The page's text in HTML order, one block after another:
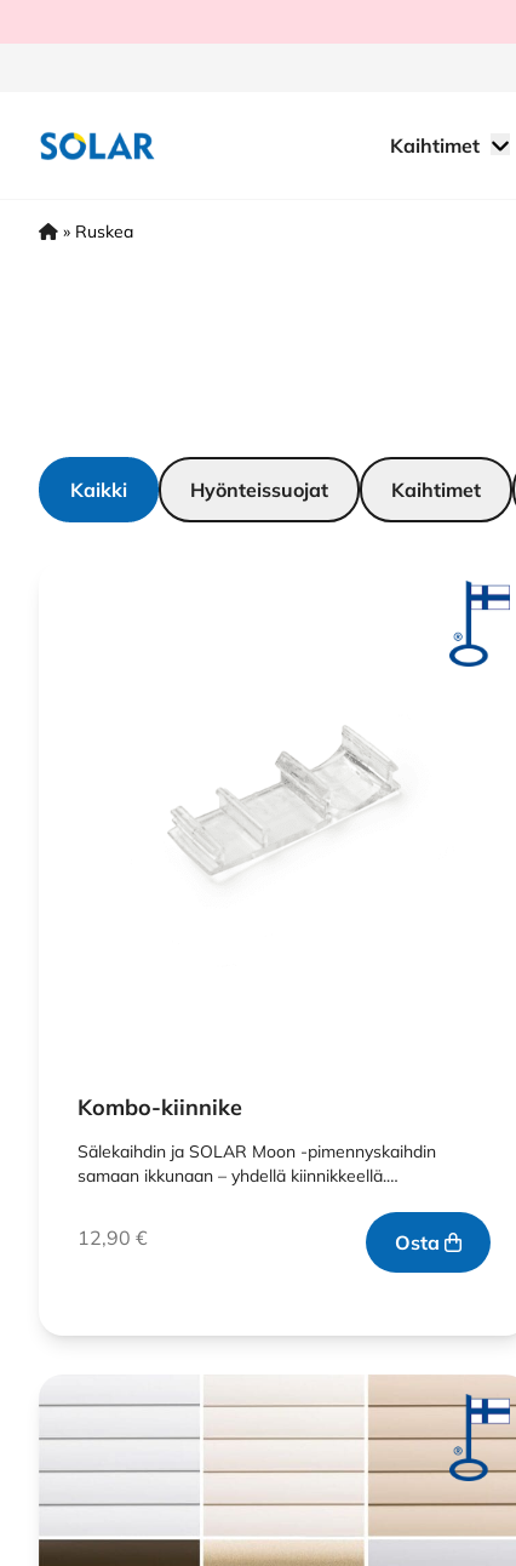
sisältöön
Kaihtimet
» Ruskea
Kaikki Hyönteissuojat Kaihtimet
Kombo-kiinnike
Sälekaihdin ja SOLAR Moon -pimennyskaihdin
samaan ikkunaan – yhdellä kiinnikkeellä.…
12,90 € Osta